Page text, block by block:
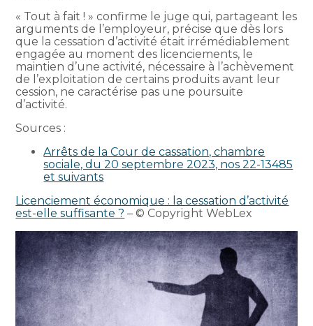
« Tout à fait ! » confirme le juge qui, partageant les
arguments de l’employeur, précise que dès lors
que la cessation d’activité était irrémédiablement
engagée au moment des licenciements, le
maintien d’une activité, nécessaire à l’achèvement
de l’exploitation de certains produits avant leur
cession, ne caractérise pas une poursuite
d’activité.
Sources :
Arrêts de la Cour de cassation, chambre
sociale, du 20 septembre 2023, nos 22-13485
et suivants
Licenciement économique : la cessation d’activité
est-elle suffisante ? – © Copyright WebLex